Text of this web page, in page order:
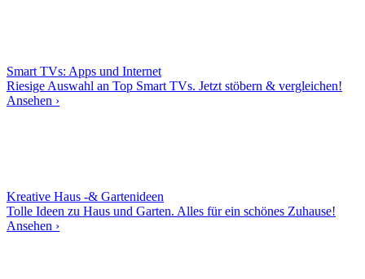
Smart TVs: Apps und Internet
Riesige Auswahl an Top Smart TVs. Jetzt stöbern & vergleichen!
Ansehen ›
Kreative Haus -& Gartenideen
Tolle Ideen zu Haus und Garten. Alles für ein schönes Zuhause!
Ansehen ›